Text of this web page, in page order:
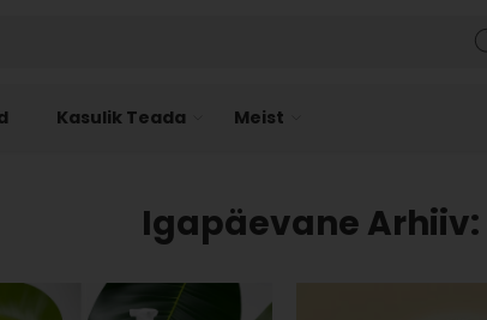
Kasulik Teada Meist
Igapäevane Arhiiv: